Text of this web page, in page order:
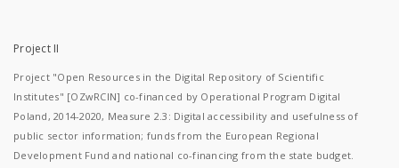
Project II
Project "Open Resources in the Digital Repository of Scientific
Institutes" [OZwRCIN] co-financed by Operational Program Digital
Poland, 2014-2020, Measure 2.3: Digital accessibility and usefulness of
public sector information; funds from the European Regional
Development Fund and national co-financing from the state budget.